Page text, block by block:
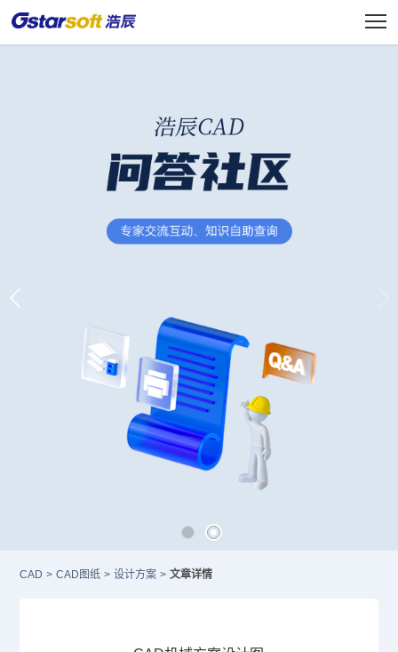
CAD > CAD图纸 > 设计方案 > 文章详情